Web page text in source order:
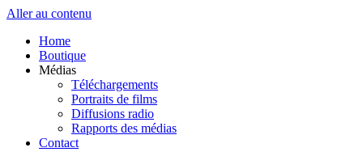
Aller au contenu
Home
Boutique
Médias
Téléchargements
Portraits de films
Diffusions radio
Rapports des médias
Contact